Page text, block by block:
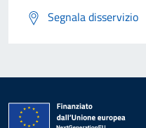
Segnala disservizio